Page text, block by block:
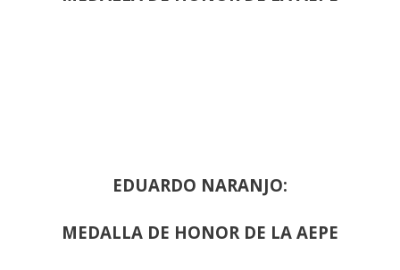
EDUARDO NARANJO:
MEDALLA DE HONOR DE LA AEPE